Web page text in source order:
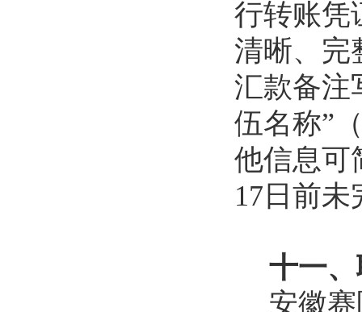
行转账凭
清晰、完
汇款备注
伍名称”
他信息可
17 日前
十一
安徽